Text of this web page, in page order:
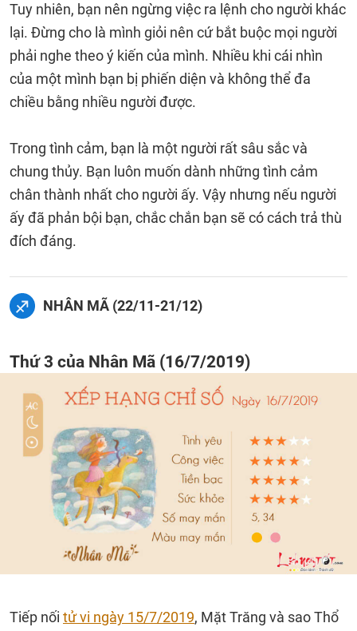
Tuy nhiên, bạn nên ngừng việc ra lệnh cho người khác
lại. Đừng cho là mình giỏi nên cứ bắt buộc mọi người
phải nghe theo ý kiến của mình. Nhiều khi cái nhìn
của một mình bạn bị phiến diện và không thể đa
chiều bằng nhiều người được.
Trong tình cảm, bạn là một người rất sâu sắc và
chung thủy. Bạn luôn muốn dành những tình cảm
chân thành nhất cho người ấy. Vậy nhưng nếu người
ấy đã phản bội bạn, chắc chắn bạn sẽ có cách trả thù
đích đáng.
NHÂN MÃ (22/11-21/12)
Thứ 3 của Nhân Mã (16/7/2019)
Tiếp nối tử vi ngày 15/7/2019, Mặt Trăng và sao Thổ